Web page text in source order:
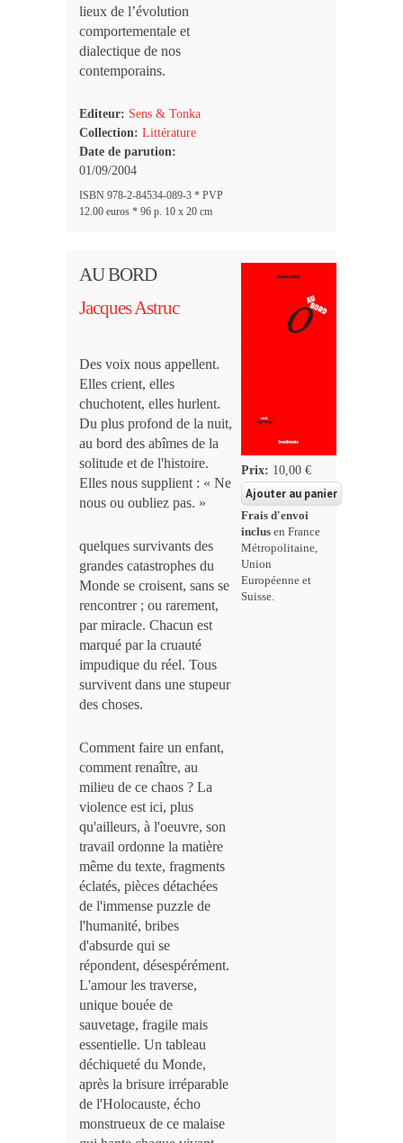
lieux de l’évolution
comportementale et
dialectique de nos
contemporains.
Editeur: Sens & Tonka
Collection: Littérature
Date de parution:
01/09/2004
ISBN 978-2-84534-089-3 * PVP
12.00 euros * 96 p. 10 x 20 cm
AU BORD
Jacques Astruc
Des voix nous appellent.
Elles crient, elles
chuchotent, elles hurlent.
Du plus profond de la nuit,
au bord des abîmes de la
solitude et de l'histoire.
Elles nous supplient : « Ne
nous ou oubliez pas. »
quelques survivants des
grandes catastrophes du
Monde se croisent, sans se
rencontrer ; ou rarement,
par miracle. Chacun est
marqué par la cruauté
impudique du réel. Tous
survivent dans une stupeur
des choses.
Comment faire un enfant,
comment renaître, au
milieu de ce chaos ? La
violence est ici, plus
qu'ailleurs, à l'oeuvre, son
travail ordonne la matière
même du texte, fragments
éclatés, pièces détachées
de l'immense puzzle de
l'humanité, bribes
d'absurde qui se
répondent, désespérément.
L'amour les traverse,
unique bouée de
sauvetage, fragile mais
essentielle. Un tableau
déchiqueté du Monde,
après la brisure irréparable
de l'Holocauste, écho
monstrueux de ce malaise
Prix: 10,00 €
Frais d'envoi
inclus en France
Métropolitaine,
Union
Européenne et
Suisse.